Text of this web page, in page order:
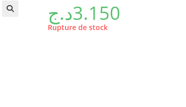
3.150د.ج
Rupture de stock